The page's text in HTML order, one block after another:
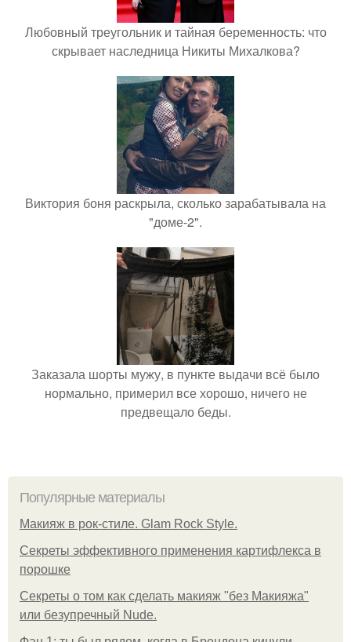
Любовный треугольник и тайная беременность: что
скрывает наследница Никиты Михалкова?
Виктория боня раскрыла, сколько зарабатывала на
"доме-2".
Заказала шорты мужу, в пункте выдачи всё было
нормально, примерил все хорошо, ничего не
предвещало беды.
Популярные материалы
Макияж в рок-стиле. Glam Rock Style.
Секреты эффективного применения картифлекса в
порошке
Секреты о том как сделать макияж "без Макияжа"
или безупречный Nude.